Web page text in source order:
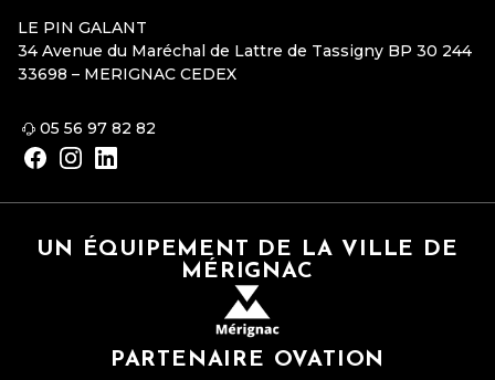
LE PIN GALANT
34 Avenue du Maréchal de Lattre de Tassigny BP 30 244
33698 – MERIGNAC CEDEX
05 56 97 82 82
UN ÉQUIPEMENT DE LA VILLE DE
MÉRIGNAC
PARTENAIRE OVATION